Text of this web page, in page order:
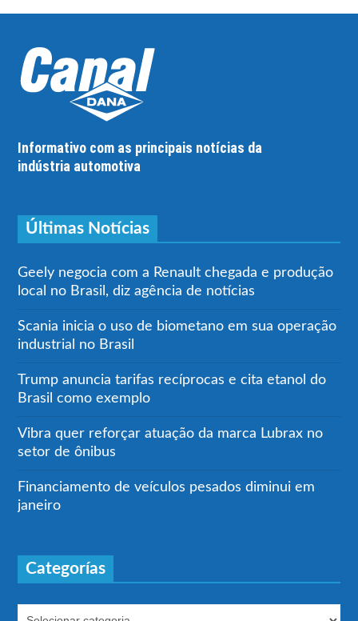
Informativo com as principais notícias da
indústria automotiva
Últimas Notícias
Geely negocia com a Renault chegada e produção
local no Brasil, diz agência de notícias
Scania inicia o uso de biometano em sua operação
industrial no Brasil
Trump anuncia tarifas recíprocas e cita etanol do
Brasil como exemplo
Vibra quer reforçar atuação da marca Lubrax no
setor de ônibus
Financiamento de veículos pesados diminui em
janeiro
Categorías